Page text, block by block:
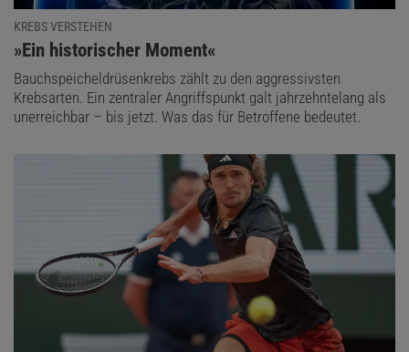
KREBS VERSTEHEN
:
»Ein historischer Moment«
Bauchspeicheldrüsenkrebs zählt zu den aggressivsten
Krebsarten. Ein zentraler Angriffspunkt galt jahrzehntelang als
unerreichbar – bis jetzt. Was das für Betroffene bedeutet.